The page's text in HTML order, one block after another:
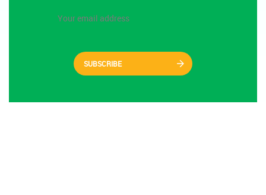
SUBSCRIBE